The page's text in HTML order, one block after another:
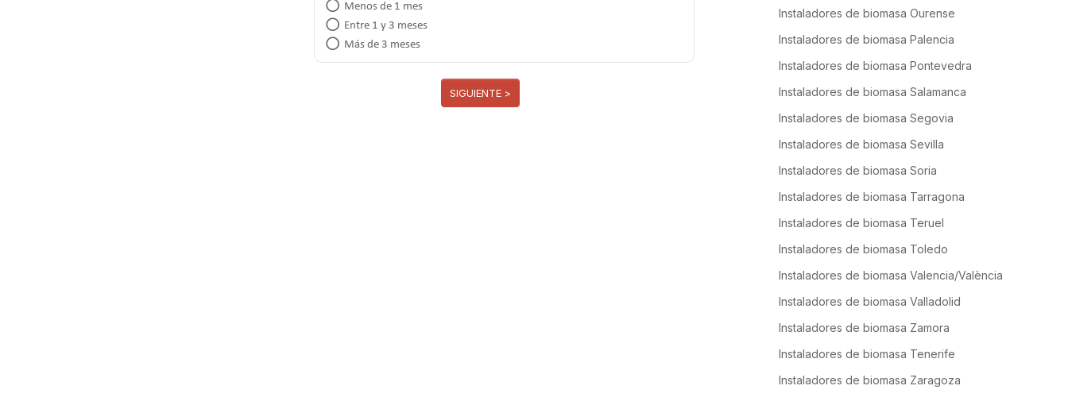
Menos de 1 mes
Entre 1 y 3 meses
Más de 3 meses
SIGUIENTE >
Instaladores de biomasa Ourense
Instaladores de biomasa Palencia
Instaladores de biomasa Pontevedra
Instaladores de biomasa Salamanca
Instaladores de biomasa Segovia
Instaladores de biomasa Sevilla
Instaladores de biomasa Soria
Instaladores de biomasa Tarragona
Instaladores de biomasa Teruel
Instaladores de biomasa Toledo
Instaladores de biomasa Valencia/València
Instaladores de biomasa Valladolid
Instaladores de biomasa Zamora
Instaladores de biomasa Tenerife
Instaladores de biomasa Zaragoza